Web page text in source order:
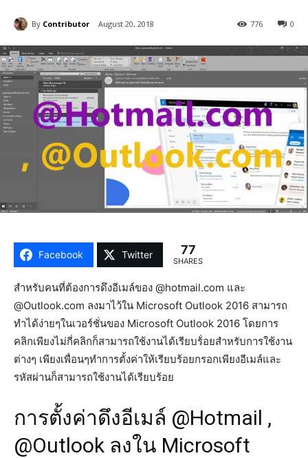
By Contributor August 20, 2018 0
776
Facebook Twitter 77
SHARES
สำหรับคนที่ต้องการดึงอีเมล์ของ @hotmail.com และ
@Outlook.com ลงมาไว้ใน Microsoft Outlook 2016 สามารถ
ทำได้ง่ายๆในเวอร์ชั่นของ Microsoft Outlook 2016 โดยการ
คลิกเพียงไม่กี่คลิกก็สามารถใช้งานได้เรียบร้่อยสำหรับการใช้งาน
ต่างๆ เพียงเพื่อนๆทำการตั้งค่าให้เรียบร้อยกรอกเพียงอีเมล์และ
รหัสผ่านก็สามารถใช้งานได้เรียบร้อย
การตั้งค่าดึงอีเมล์ @Hotmail ,
@Outlook ลงใน Microsoft